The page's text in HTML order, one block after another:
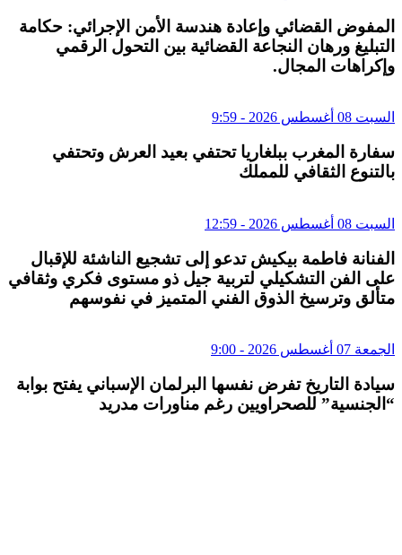
المفوض القضائي وإعادة هندسة الأمن الإجرائي: حكامة
التبليغ ورهان النجاعة القضائية بين التحول الرقمي
وإكراهات المجال.
السبت 08 أغسطس 2026 - 9:59
سفارة المغرب ببلغاريا تحتفي بعيد العرش وتحتفي
بالتنوع الثقافي للمملك
السبت 08 أغسطس 2026 - 12:59
الفنانة فاطمة بيكيش تدعو إلى تشجيع الناشئة للإقبال
على الفن التشكيلي لتربية جيل ذو مستوى فكري وثقافي
متألق وترسيخ الذوق الفني المتميز في نفوسهم
الجمعة 07 أغسطس 2026 - 9:00
سيادة التاريخ تفرض نفسها البرلمان الإسباني يفتح بوابة
“الجنسية” للصحراويين رغم مناورات مدريد